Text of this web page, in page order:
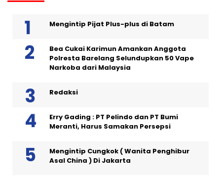
Mengintip Pijat Plus-plus di Batam
Bea Cukai Karimun Amankan Anggota
Polresta Barelang Selundupkan 50 Vape
Narkoba dari Malaysia
Redaksi
Erry Gading : PT Pelindo dan PT Bumi
Meranti, Harus Samakan Persepsi
Mengintip Cungkok ( Wanita Penghibur
Asal China ) Di Jakarta